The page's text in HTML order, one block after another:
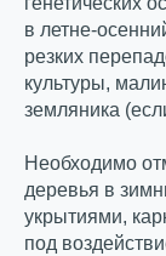
в летне-
резких
культуры,
земляника
Необходимо
деревья в
укрытиями,
под